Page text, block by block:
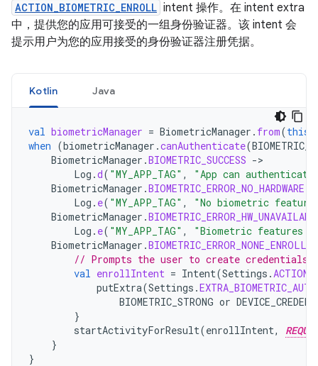
ACTION_BIOMETRIC_ENROLL intent 操作。在 intent extra
中，提供您的应用可接受的一组身份验证器。该 intent 会
提示用户为您的应用接受的身份验证器注册凭据。
Kotlin Java
val biometricManager = BiometricManager . from(this
when (biometricManager .canAuthenticate(
BiometricManager .BIOMETRIC_SUCCESS -
Log .d( "MY_APP_TAG" ,
"App can
BiometricManager .BIOMETRIC_ERROR_NO_HARDWARE
Log . e( "MY_APP_TAG" ,
"No biometric
BiometricManager .
Log . e( "MY_APP_TAG" ,
"Biometric features
BiometricManager .BIOMETRIC_ERROR_NONE_ENROLLED
// Prompts the user to create credentials
val enrollIntent = Intent(Settings .
putExtra(Settings .
BIOMETRIC_STRONG or
}
startActivityForResult(enrollIntent,
}
}